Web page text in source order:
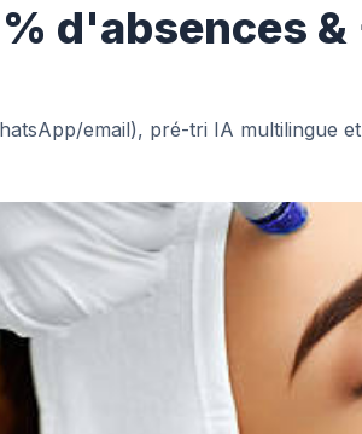
d'absences &
email), pré-tri IA multilingue